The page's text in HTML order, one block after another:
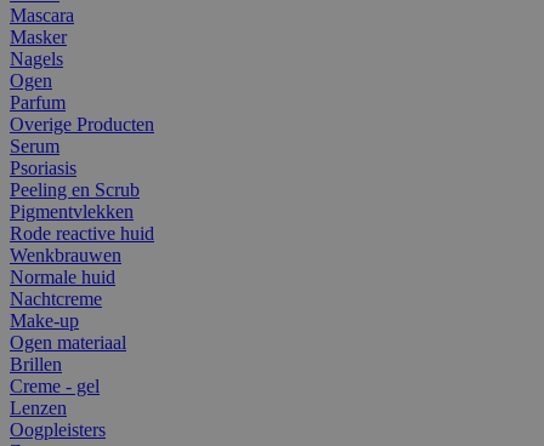
Mascara
Masker
Nagels
Ogen
Parfum
Overige Producten
Serum
Psoriasis
Peeling en Scrub
Pigmentvlekken
Rode reactive huid
Wenkbrauwen
Normale huid
Nachtcreme
Make-up
Ogen materiaal
Brillen
Creme - gel
Lenzen
Oogpleisters